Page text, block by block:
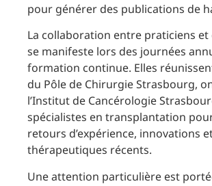
pour générer des publications de
La collaboration entre praticiens et
se manifeste lors des journées
formation continue. Elles
du Pôle de Chirurgie Strasbourg,
l’Institut de Cancérologie
spécialistes en transplantation
retours d’expérience, innovations
thérapeutiques récents.
Une attention particulière est